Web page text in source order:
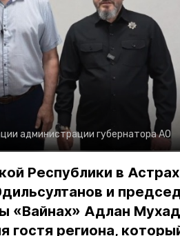
администрации губернатора АО
Республики в
и
«Вайнах» Адлан
гостя региона,